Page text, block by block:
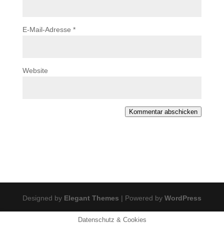
E-Mail-Adresse *
Website
Kommentar abschicken
Designed by Elegant Themes | Powered by WordPress
Datenschutz & Cookies